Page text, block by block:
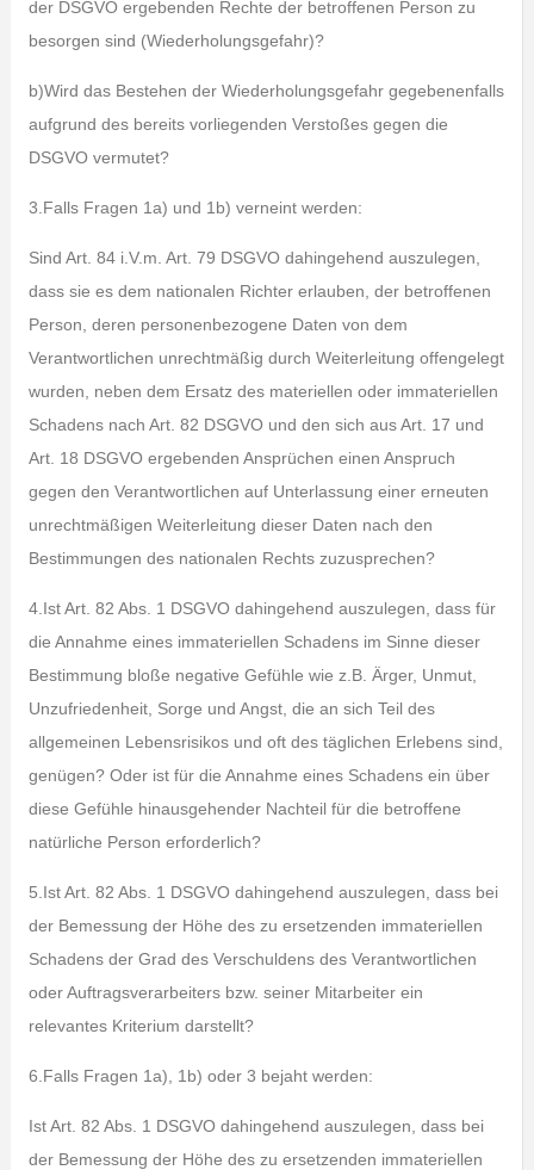
der DSGVO ergebenden Rechte der betroffenen Person zu
besorgen sind (Wiederholungsgefahr)?
b)Wird das Bestehen der Wiederholungsgefahr gegebenenfalls
aufgrund des bereits vorliegenden Verstoßes gegen die
DSGVO vermutet?
3.Falls Fragen 1a) und 1b) verneint werden:
Sind Art. 84 i.V.m. Art. 79 DSGVO dahingehend auszulegen,
dass sie es dem nationalen Richter erlauben, der betroffenen
Person, deren personenbezogene Daten von dem
Verantwortlichen unrechtmäßig durch Weiterleitung offengelegt
wurden, neben dem Ersatz des materiellen oder immateriellen
Schadens nach Art. 82 DSGVO und den sich aus Art. 17 und
Art. 18 DSGVO ergebenden Ansprüchen einen Anspruch
gegen den Verantwortlichen auf Unterlassung einer erneuten
unrechtmäßigen Weiterleitung dieser Daten nach den
Bestimmungen des nationalen Rechts zuzusprechen?
4.Ist Art. 82 Abs. 1 DSGVO dahingehend auszulegen, dass für
die Annahme eines immateriellen Schadens im Sinne dieser
Bestimmung bloße negative Gefühle wie z.B. Ärger, Unmut,
Unzufriedenheit, Sorge und Angst, die an sich Teil des
allgemeinen Lebensrisikos und oft des täglichen Erlebens sind,
genügen? Oder ist für die Annahme eines Schadens ein über
diese Gefühle hinausgehender Nachteil für die betroffene
natürliche Person erforderlich?
5.Ist Art. 82 Abs. 1 DSGVO dahingehend auszulegen, dass bei
der Bemessung der Höhe des zu ersetzenden immateriellen
Schadens der Grad des Verschuldens des Verantwortlichen
oder Auftragsverarbeiters bzw. seiner Mitarbeiter ein
relevantes Kriterium darstellt?
6.Falls Fragen 1a), 1b) oder 3 bejaht werden:
Ist Art. 82 Abs. 1 DSGVO dahingehend auszulegen, dass bei
der Bemessung der Höhe des zu ersetzenden immateriellen